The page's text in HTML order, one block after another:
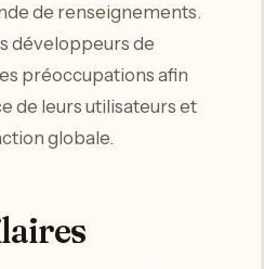
de renseignements.
développeurs de
préoccupations afin
de leurs utilisateurs et
globale.